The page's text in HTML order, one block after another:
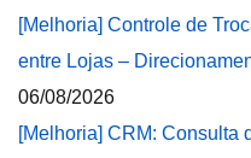
[Melhoria] Controle de
entre Lojas –
06/08/2026
[Melhoria] CRM: Consulta